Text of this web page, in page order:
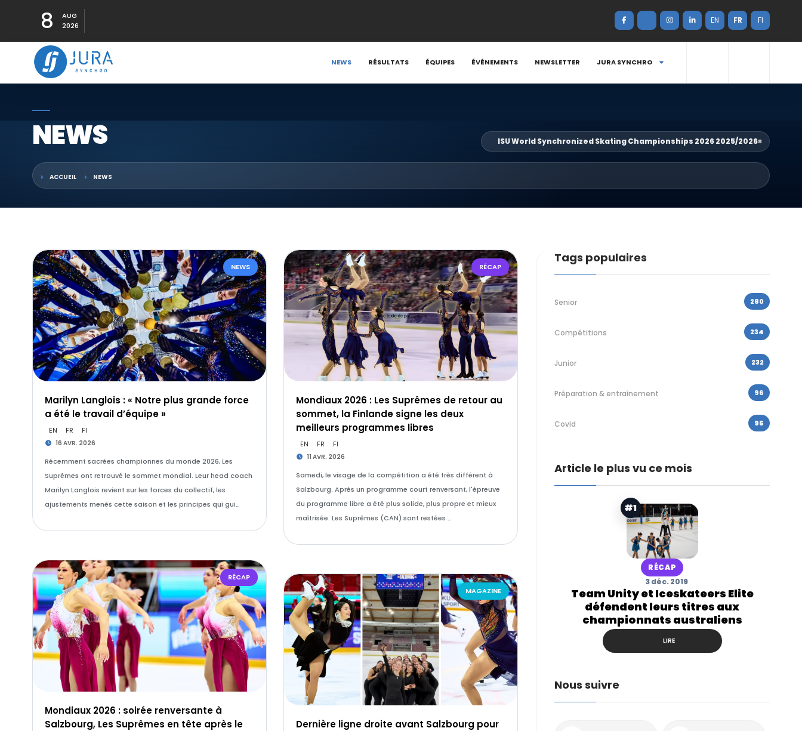
8
AUG
2026
EN FR FI
NEWS RÉSULTATS ÉQUIPES ÉVÉNEMENTS NEWSLETTER JURA SYNCHRO
NEWS ISU World Synchronized Skating Championships 2026 2025/2026×
ACCUEIL NEWS
NEWS
Marilyn Langlois : « Notre plus grande force
a été le travail d’équipe »
EN FR FI
16 AVR. 2026
Récemment sacrées championnes du monde 2026, Les
Suprêmes ont retrouvé le sommet mondial. Leur head coach
Marilyn Langlois revient sur les forces du collectif, les
ajustements menés cette saison et les principes qui gui…
RÉCAP
Mondiaux 2026 : Les Suprêmes de retour au
sommet, la Finlande signe les deux
meilleurs programmes libres
EN FR FI
11 AVR. 2026
Samedi, le visage de la compétition a été très différent à
Salzbourg. Après un programme court renversant, l'épreuve
du programme libre a été plus solide, plus propre et mieux
maîtrisée. Les Suprêmes (CAN) sont restées …
RÉCAP
Mondiaux 2026 : soirée renversante à
Salzbourg, Les Suprêmes en tête après le
MAGAZINE
Dernière ligne droite avant Salzbourg pour
Tags populaires
Senior 280
Compétitions 234
Junior 232
Préparation & entraînement 96
Covid 95
Article le plus vu ce mois
#1
RÉCAP
3 déc. 2019
Team Unity et Iceskateers Elite
défendent leurs titres aux
championnats australiens
LIRE
Nous suivre